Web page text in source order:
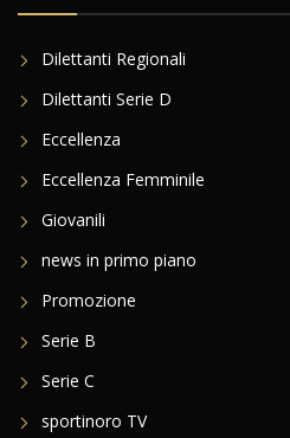
Dilettanti Regionali
Dilettanti Serie D
Eccellenza
Eccellenza Femminile
Giovanili
news in primo piano
Promozione
Serie B
Serie C
sportinoro TV